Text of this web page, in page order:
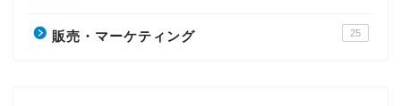
販売・マーケティング 25